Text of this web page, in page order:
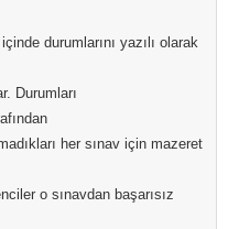
durumlarını yazılı olarak
Durumları
her sınav için mazeret
o sınavdan başarısız